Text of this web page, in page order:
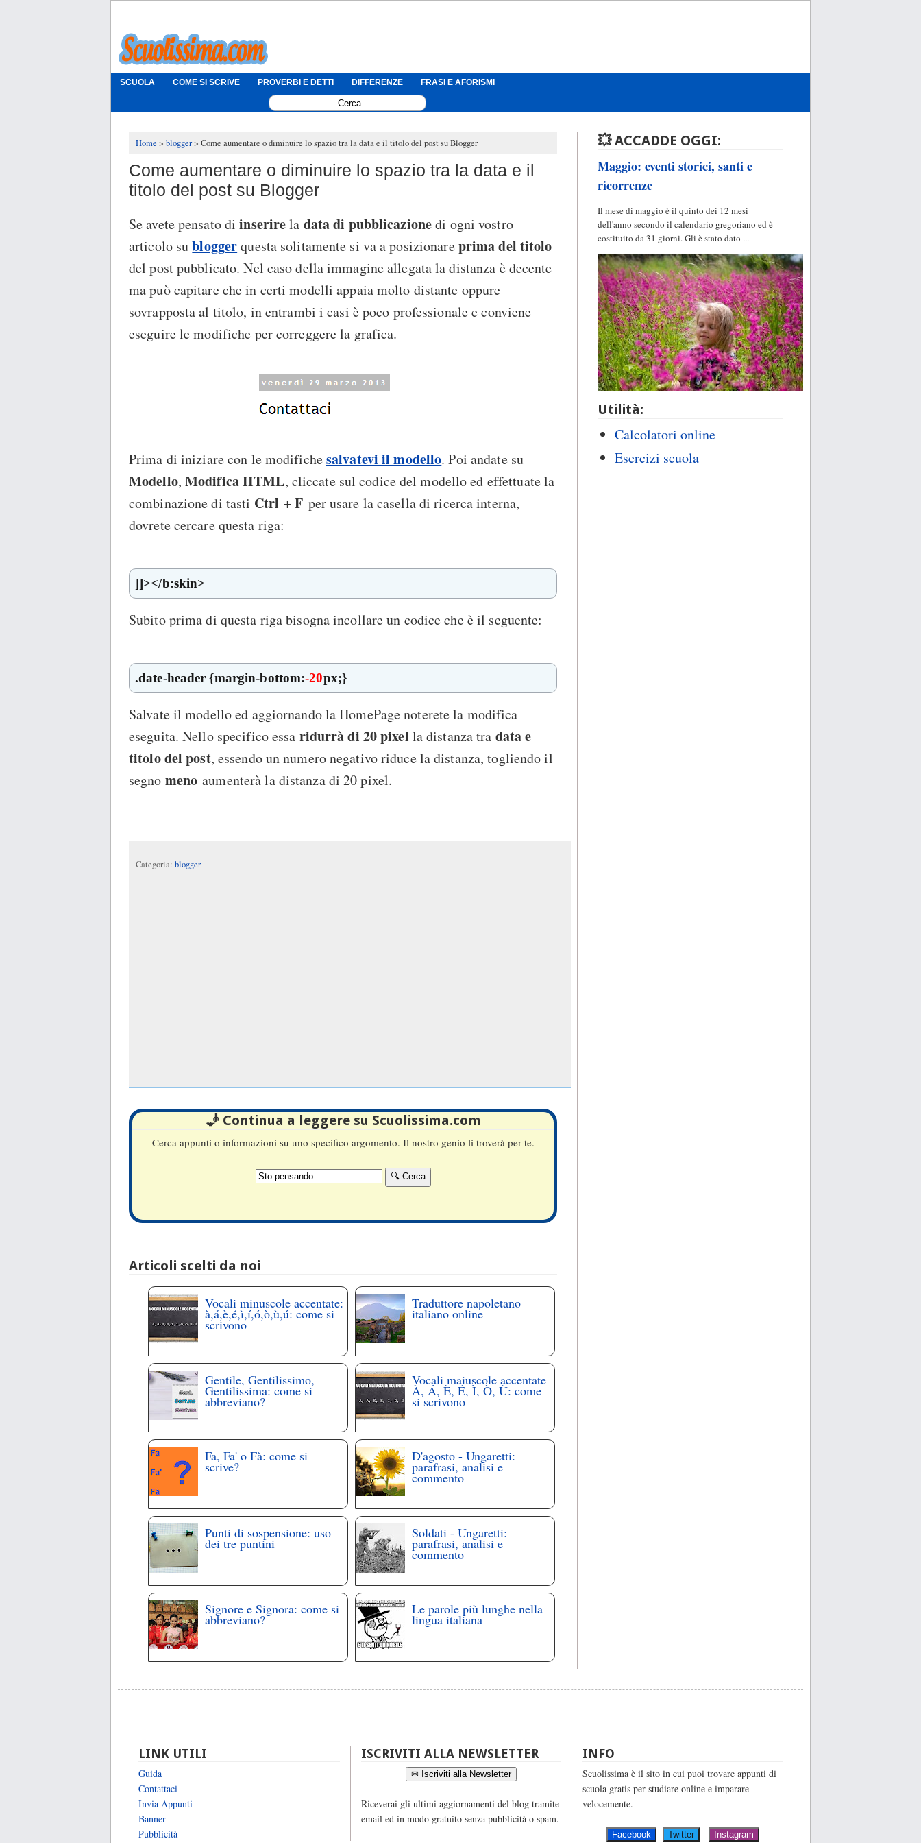
SCUOLA COME SI SCRIVE PROVERBI E DETTI DIFFERENZE FRASI E AFORISMI
Home blogger Come aumentare o diminuire lo spazio tra la data e il titolo del post su Blogger
Come aumentare o diminuire lo spazio tra la data e il
titolo del post su Blogger
Se avete pensato diinserirela data di pubblicazionedi ogni vostro
articolo subloggerquesta solitamente si va a posizionareprima del titolo
del post pubblicato. Nel caso della immagine allegata la distanza è decente
ma può capitare che in certi modelli appaia molto distante oppure
sovrapposta al titolo, in entrambi i casi è poco professionale e conviene
eseguire le modifiche per correggere la grafica.
Prima di iniziare con le modifichesalvatevi il modello. Poi andate su
Modello,Modifica HTML, cliccate sul codice del modello ed effettuate la
combinazione di tasti Ctrl + F per usare la casella di ricerca interna,
dovrete cercare questa riga:
]]></b:skin>
Subito prima di questa riga bisogna incollare un codice che è il seguente:
.date-header {margin-bottom:-20px;}
Salvate il modello ed aggiornando la HomePage noterete la modifica
eseguita. Nello specifico essa ridurrà di 20 pixel la distanza tra data e
titolo del post, essendo un numero negativo riduce la distanza, togliendo il
segno meno aumenterà la distanza di 20 pixel.
Categoria: blogger
🧞 Continua a leggere su Scuolissima.com
Cerca appunti o informazioni su uno specifico argomento. Il nostro genio li troverà per te.
Articoli scelti da noi
Vocali minuscole accentate:
à,á,è,é,ì,í,ó,ò,ù,ú: come si
scrivono
Traduttore napoletano
italiano online
Gentile, Gentilissimo,
Gentilissima: come si
abbreviano?
Vocali maiuscole accentate
À, Á, È, É, Ì, Ò, Ù: come
si scrivono
Fa, Fa' o Fà: come si
scrive?
D'agosto - Ungaretti:
parafrasi, analisi e
commento
Punti di sospensione: uso
dei tre puntini
Soldati - Ungaretti:
parafrasi, analisi e
commento
Signore e Signora: come si
abbreviano?
Le parole più lunghe nella
lingua italiana
💥 ACCADDE OGGI:
Maggio: eventi storici, santi e
ricorrenze
Il mese di maggio è il quinto dei 12 mesi
dell'anno secondo il calendario gregoriano ed è
costituito da 31 giorni. Gli è stato dato ...
Utilità:
Calcolatori online
Esercizi scuola
LINK UTILI
Guida
Contattaci
Invia Appunti
Banner
Pubblicità
ISCRIVITI ALLA NEWSLETTER
✉ Iscriviti alla Newsletter
Riceverai gli ultimi aggiornamenti del blog tramite
email ed in modo gratuito senza pubblicità o spam.
INFO
Scuolissima è il sito in cui puoi trovare appunti di
scuola gratis per studiare online e imparare
velocemente.